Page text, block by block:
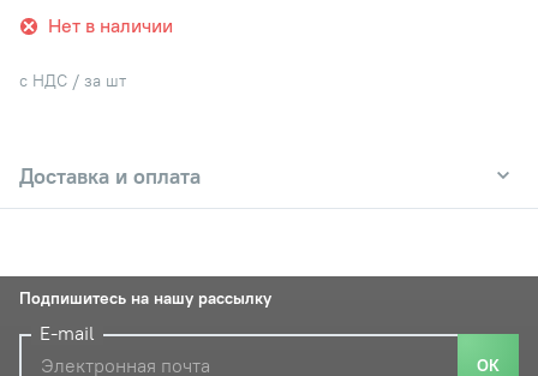
Нет в наличии
с НДС / за шт
Доставка и оплата
Подпишитесь на нашу рассылку
E-mail
ОК